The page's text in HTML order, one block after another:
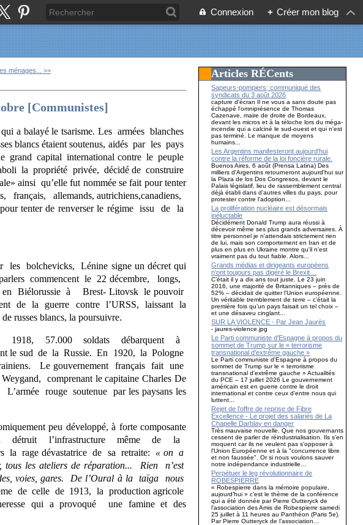
Connexion + Créer mon blog
ménages... >>
[Communistes]
a balayé le tsarisme. Les armées blanches
blancs étaient soutenus, aidés par les pays
grand capital international contre le peuple
la propriété privée, décidé de construire
ainsi qu’elle fut nommée se fait pour tenter
français, allemands, autrichiens,canadiens,
tenter de renverser le régime issu de la
bolchevicks, Lénine signe un décret qui
commencent le 22 décembre, longs,
Biélorussie à Brest- Litovsk le pouvoir
de la guerre contre l’URSS, laissant la
russes blancs, la poursuivre.
1918, 57.000 soldats débarquent à
le sud de la Russie. En 1920, la Pologne
Le gouvernement français fait une
comprenant le capitaine Charles De
rouge soutenue par les paysans les
peu développé, à forte composante
a détruit l’infrastructure même de la
rage dévastatrice de sa retraite: « on a
tous les ateliers de réparation... Rien n’est
voies, gares. De l’Oural à la taïga nous
de celle de 1913, la production agricole
qui a provoqué une famine et des
Articles RÉCents
Sapeurs-pompiers; communiqué des
syndicats du 3 août 2026
capture d'écran Il ne vous a sans doute pas
échappé l'omniprésence de Thomas
Cazenave, maire de droite de Bordeaux,
devant les micros et à la téloche lors du méga-
incendie qui a calciné le sud-ouest et qui n'est
pas terminé. Le manque de moyens
humains...
Les Argentins manifesteront aujourd'hui
contre la réforme de la loi foncière rurale.
Buenos Aires, 6 août (Prensa Latina) Des
milliers d'Argentins retourneront aujourd'hui sur
la Plaza de los Dos Congresos, devant le
Palais législatif, lieu de rassemblement central
déjà établi dans d'autres villes du pays, pour
protester contre l'adoption...
La prolifération nucléaire est désormais
inéluctable
Décidément Donald Trump aura réussi à
décevoir même ses plus grands adversaires. À
titre personnel je n'attendais strictement rien
de lui, mais son comportement en Iran et de
plus en plus en Ukraine montre qu'il n'est
vraiment pas du tout fiable. Alors...
Grands médias et dirigeants européens
n’ont toujours pas digéré le Brexit…
C’était il y a dix ans tout juste. Le 23 juin
2016, une majorité de Britanniques – près de
52% – décidait de quitter l’Union européenne.
Un véritable tremblement de terre – c’était la
première fois qu’un pays faisait un tel choix –
et une désaveu cinglant...
SUR LA VIOLENCE - Par Jean Jaurès
- jaures-violence.jpg
Le Parti communiste d'Espagne à propos du
sommet de Trump sur le « terrorisme
transnational d'extrême gauche »
Le Parti communiste d'Espagne à propos du
sommet de Trump sur le « terrorisme
transnational d'extrême gauche » Actualités
du PCE – 17 juillet 2026 Le gouvernement
américain est en guerre contre le droit
international et contre ceux d'entre nous qui
luttent...
Rejet de l’offre de reprise de Fibre
Excellence - Le projet des salariés de La
Chapelle Darblay en danger
Très mauvaise nouvelle. Que nos gouvernants
cessent de parler de réindustrialisation. Ils s'en
moquent car ils ne veulent pas s'opposer à
l'Union Européenne et à la "concurrence libre
et non faussée". Or si nous voulons sauver
notre indépendance industrielle...
Perpétuer le leg révolutionnaire de
ROBESPIERRE
« Robespierre dans la mémoire populaire,
aujourd’hui » c’est le thème de la conférence
qui a été donnée par Pierre Outteryck de
l’association des Amis de Robespierre samedi
25 juillet à 11 heures au Panthéon (Paris 5e).
Par Pierre Outteryck de l’association...